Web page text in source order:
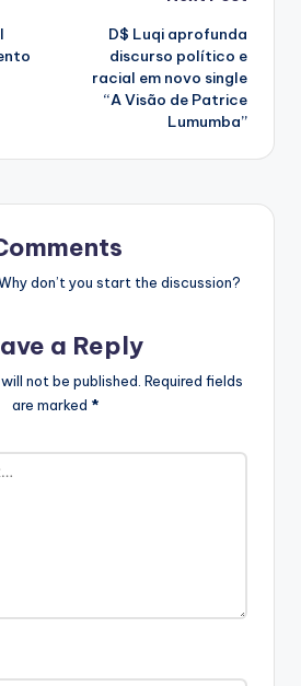
D$ Luqi aprofunda
discurso político e
racial em novo single
“A Visão de Patrice
Lumumba”
don’t you start the discussion?
a Reply
not be published. Required fields
are marked *